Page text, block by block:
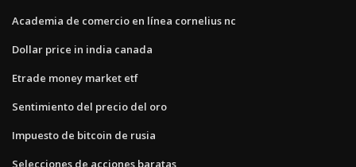
Academia de comercio en línea cornelius nc
Dollar price in india canada
Etrade money market etf
Sentimiento del precio del oro
Impuesto de bitcoin de rusia
Selecciones de acciones baratas